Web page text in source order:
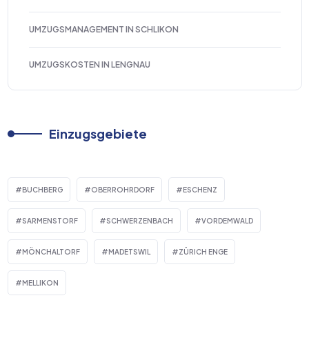
UMZUGSMANAGEMENT IN SCHLIKON
UMZUGSKOSTEN IN LENGNAU
Einzugsgebiete
BUCHBERG OBERROHRDORF ESCHENZ
SARMENSTORF SCHWERZENBACH VORDEMWALD
MÖNCHALTORF MADETSWIL ZÜRICH ENGE
MELLIKON